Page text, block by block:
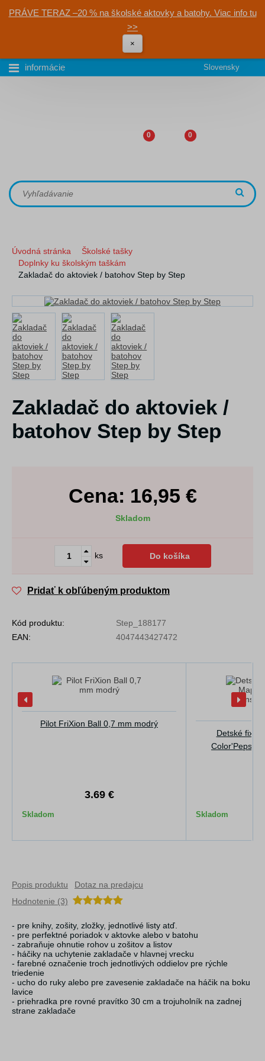
PRÁVE TERAZ –20 % na školské aktovky a batohy. Viac info tu
>>
×
informácie Slovensky
0 0
Úvodná stránka
Školské tašky
Doplnky ku školským taškám
Zakladač do aktoviek / batohov Step by Step
Zakladač do aktoviek /
batohov Step by Step
Cena: 16,95 €
Skladom
ks Do košíka
Pridať k obľúbeným produktom
Kód produktu:
Step_188177
EAN:
4047443427472
Pilot FriXion Ball 0,7 mm modrý
3.69 €
Skladom
Detské fixky
Color'Peps
Skladom
Popis produktu
Dotaz na predajcu
Hodnotenie (3)
- pre knihy, zošity, zložky, jednotlivé listy atď.
- pre perfektné poriadok v aktovke alebo v batohu
- zabraňuje ohnutie rohov u zošitov a listov
- háčiky na uchytenie zakladače v hlavnej vrecku
- farebné označenie troch jednotlivých oddielov pre rýchle
triedenie
- ucho do ruky alebo pre zavesenie zakladače na háčik na boku
lavice
- priehradka pre rovné pravítko 30 cm a trojuholník na zadnej
strane zakladače